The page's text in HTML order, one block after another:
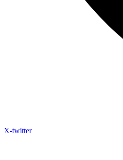
X-twitter